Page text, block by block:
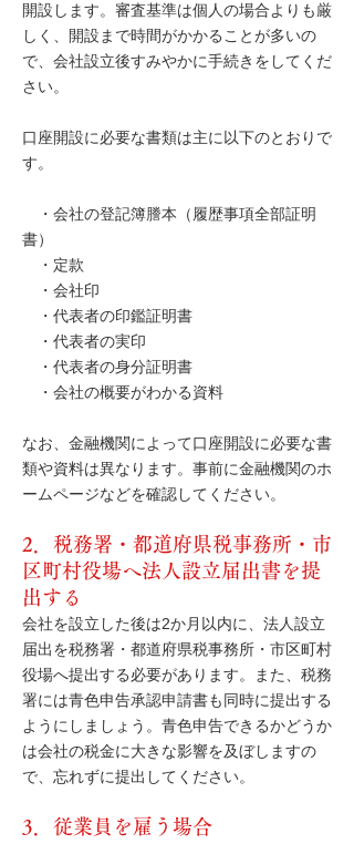
開設します。審査基準は個人の場合よりも厳
しく、開設まで時間がかかることが多いの
で、会社設立後すみやかに手続きをしてくだ
さい。
口座開設に必要な書類は主に以下のとおりで
す。
・会社の登記簿謄本（履歴事項全部証明
書）
・定款
・会社印
・代表者の印鑑証明書
・代表者の実印
・代表者の身分証明書
・会社の概要がわかる資料
なお、金融機関によって口座開設に必要な書
類や資料は異なります。事前に金融機関のホ
ームページなどを確認してください。
2．税務署・都道府県税事務所・市
区町村役場へ法人設立届出書を提
出する
会社を設立した後は2か月以内に、法人設立
届出を税務署・都道府県税事務所・市区町村
役場へ提出する必要があります。また、税務
署には青色申告承認申請書も同時に提出する
ようにしましょう。青色申告できるかどうか
は会社の税金に大きな影響を及ぼしますの
で、忘れずに提出してください。
3． 従業員を雇う場合